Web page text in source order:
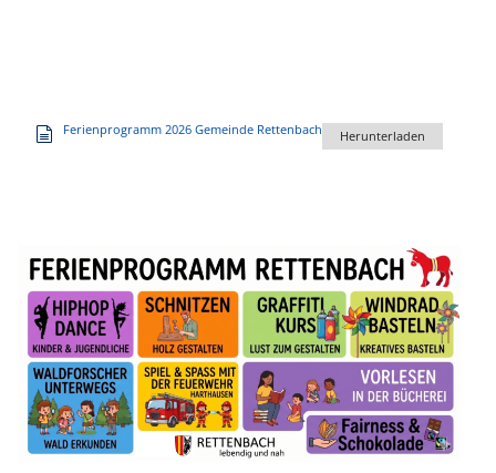
Ferienprogramm 2026 Gemeinde Rettenbach Herunterladen